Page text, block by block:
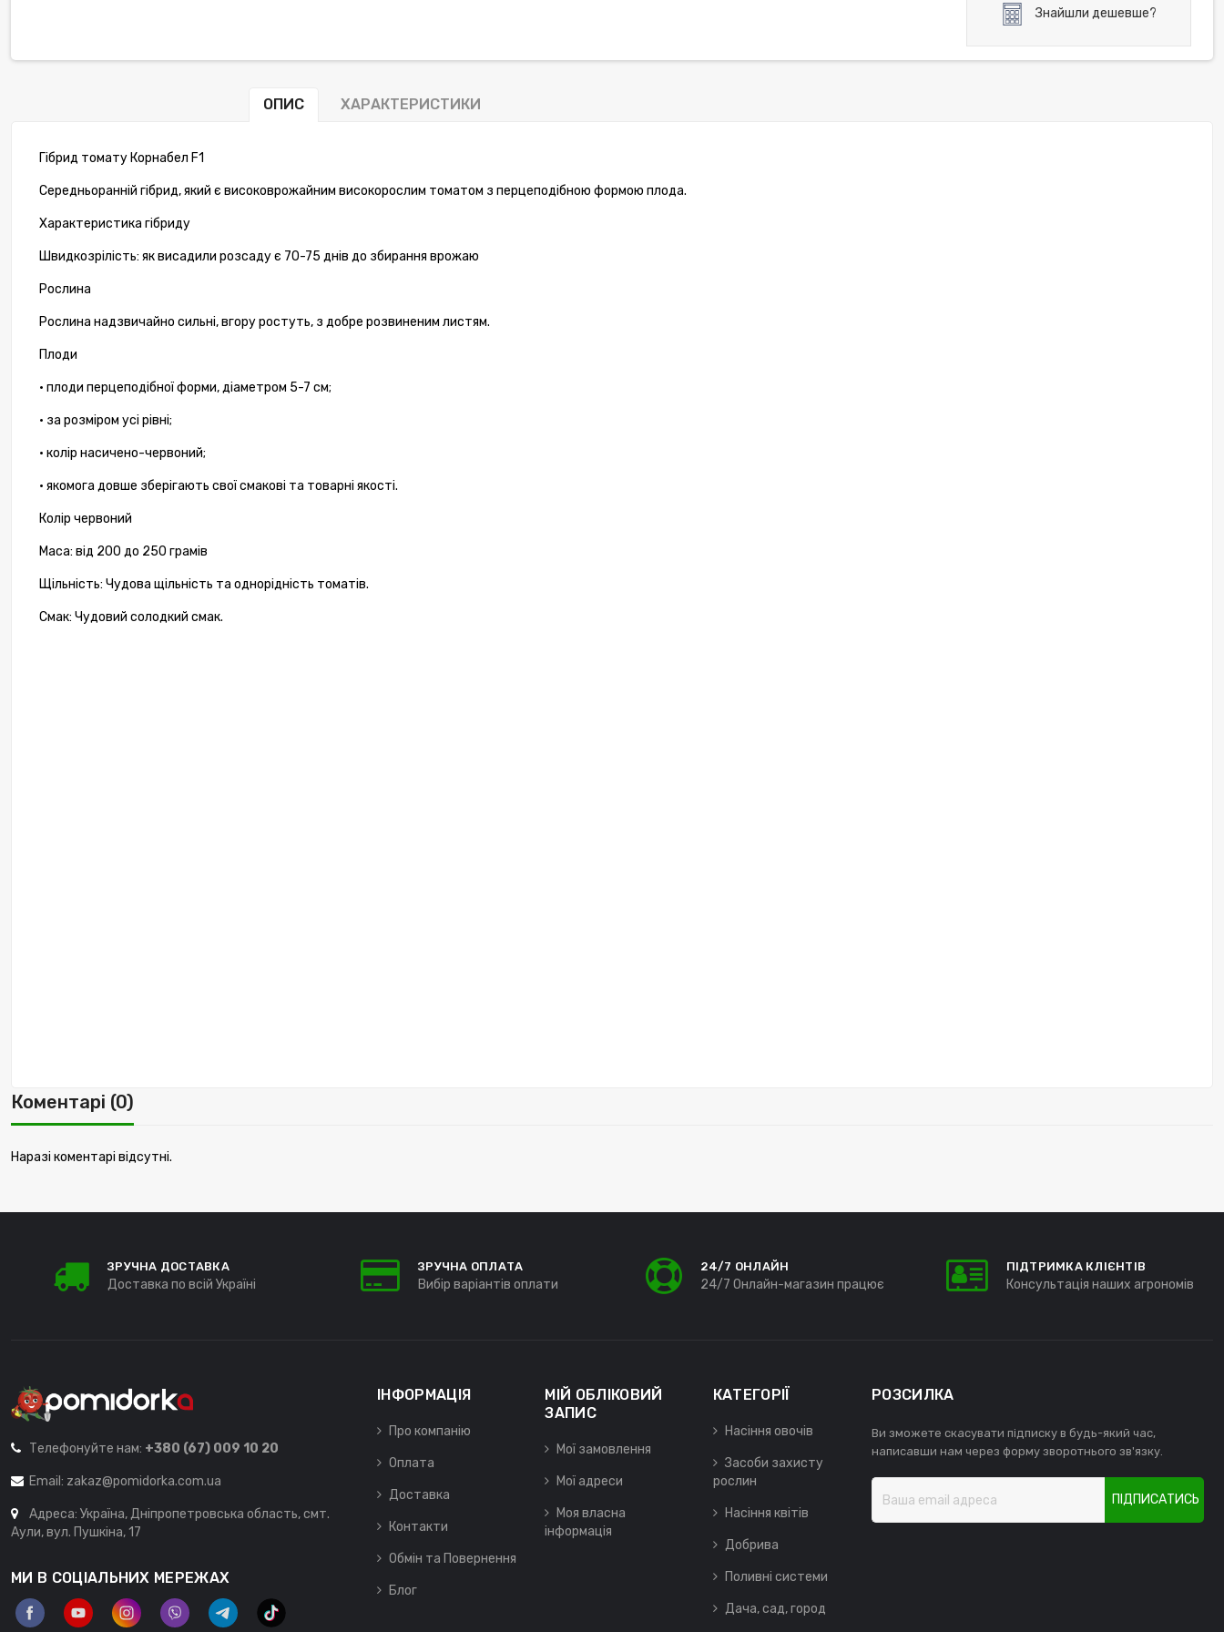
Знайшли дешевше?
ОПИС ХАРАКТЕРИСТИКИ
Гібрид томату Корнабел F1
Середньоранній гібрид, який є високоврожайним високорослим томатом з перцеподібною формою плода.
Характеристика гібриду
Швидкозрілість: як висадили розсаду є 70-75 днів до збирання врожаю
Рослина
Рослина надзвичайно сильні, вгору ростуть, з добре розвиненим листям.
Плоди
• плоди перцеподібної форми, діаметром 5-7 см;
• за розміром усі рівні;
• колір насичено-червоний;
• якомога довше зберігають свої смакові та товарні якості.
Колір червоний
Маса: від 200 до 250 грамів
Щільність: Чудова щільність та однорідність томатів.
Смак: Чудовий солодкий смак.
Коментарі (0)
Наразі коментарі відсутні.
ЗРУЧНА ДОСТАВКА
Доставка по всій Україні
ЗРУЧНА ОПЛАТА
Вибір варіантів оплати
24/7 ОНЛАЙН
24/7 Онлайн-магазин працює
ПІДТРИМКА КЛІЄНТІВ
Консультація наших агрономів
Телефонуйте нам: +380 (67) 009 10 20
Email: zakaz@pomidorka.com.ua
Адреса: Україна, Дніпропетровська область, смт.
Аули, вул. Пушкіна, 17
МИ В СОЦІАЛЬНИХ МЕРЕЖАХ
ІНФОРМАЦІЯ
Про компанію
Оплата
Доставка
Контакти
Обмін та Повернення
Блог
МІЙ ОБЛІКОВИЙ
ЗАПИС
Мої замовлення
Мої адреси
Моя власна
інформація
КАТЕГОРІЇ
Насіння овочів
Засоби захисту
рослин
Насіння квітів
Добрива
Поливні системи
Дача, сад, город
РОЗСИЛКА
Ви зможете скасувати підписку в будь-який час,
написавши нам через форму зворотнього зв'язку.
ПІДПИСАТИСЬ